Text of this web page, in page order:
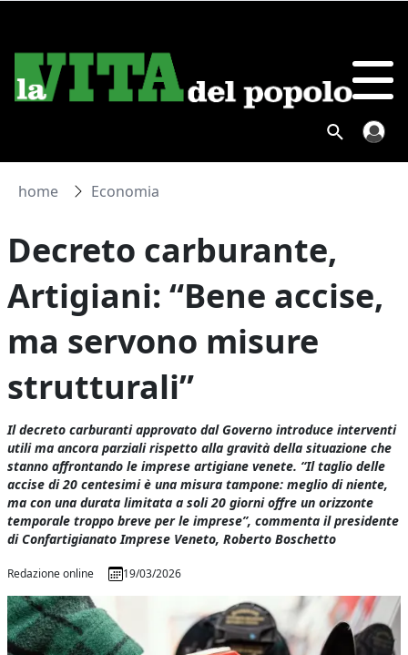
home Economia
Decreto carburante,
Artigiani: “Bene accise,
ma servono misure
strutturali”
Il decreto carburanti approvato dal Governo introduce interventi
utili ma ancora parziali rispetto alla gravità della situazione che
stanno affrontando le imprese artigiane venete. “Il taglio delle
accise di 20 centesimi è una misura tampone: meglio di niente,
ma con una durata limitata a soli 20 giorni offre un orizzonte
temporale troppo breve per le imprese”, commenta il presidente
di Confartigianato Imprese Veneto, Roberto Boschetto
Redazione online 19/03/2026